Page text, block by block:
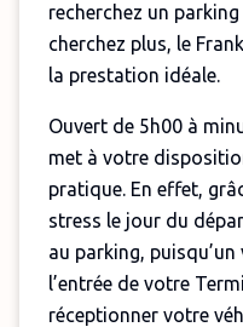
recherchez un
cherchez plus, le
la prestation idéale.
Ouvert de 5h00 à
met à votre
pratique. En effet,
stress le jour du
au parking,
l’entrée de votre
réceptionner votre